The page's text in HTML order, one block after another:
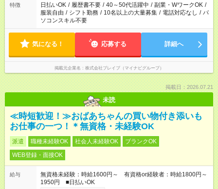
特徴 日払いOK / 履歴書不要 / 40～50代活躍中 / 副業・WワークOK /
服装自由 / シフト勤務 / 10名以上の大量募集 / 電話対応なし / パ
ソコンスキル不要
気になる！ 応募する 詳細へ
掲載元企業名 株式会社ブレイブ（マイナビグループ）
掲載日：2026.07.21
未読
≪時短歓迎！≫おばあちゃんの買い物付き添いも
お仕事の一つ！＊無資格・未経験OK
派遣 職種未経験OK 社会人未経験OK
ブランクOK
WEB登録・面接OK
給与
無資格未経験：時給1600円～ 有資格or経験者：時給1800円～
1950円 ■日払いOK